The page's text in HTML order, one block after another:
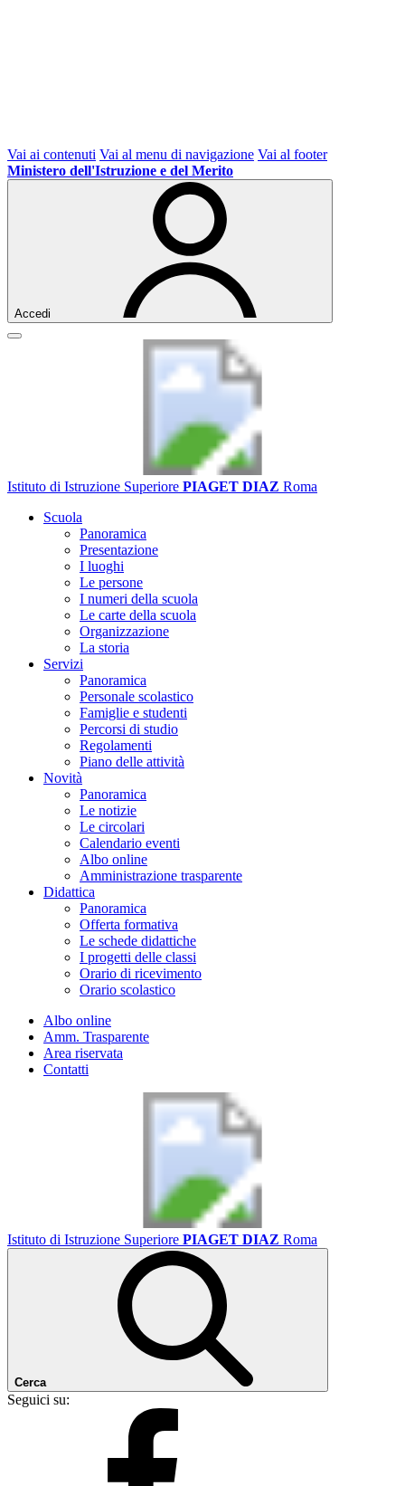
Vai ai contenuti Vai al menu di navigazione Vai al footer
Ministero dell'Istruzione e del Merito
Accedi
Istituto di Istruzione Superiore PIAGET DIAZ Roma
Scuola
Panoramica
Presentazione
I luoghi
Le persone
I numeri della scuola
Le carte della scuola
Organizzazione
La storia
Servizi
Panoramica
Personale scolastico
Famiglie e studenti
Percorsi di studio
Regolamenti
Piano delle attività
Novità
Panoramica
Le notizie
Le circolari
Calendario eventi
Albo online
Amministrazione trasparente
Didattica
Panoramica
Offerta formativa
Le schede didattiche
I progetti delle classi
Orario di ricevimento
Orario scolastico
Albo online
Amm. Trasparente
Area riservata
Contatti
Istituto di Istruzione Superiore PIAGET DIAZ Roma
Cerca
Seguici su: